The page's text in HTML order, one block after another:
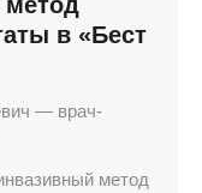
в «Бест
— врач-
метод